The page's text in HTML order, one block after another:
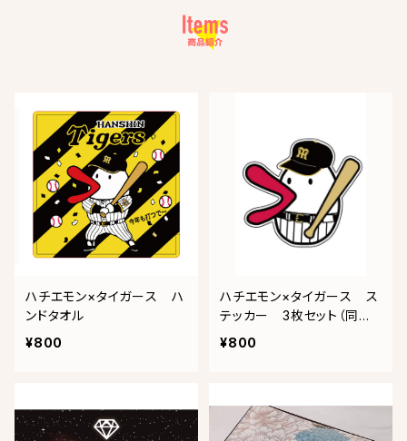
ハチエモン×タイガース ハ
ンドタオル
¥800
ハチエモン×タイガース ス
テッカー 3枚セット（同デ
ザイン3枚）
¥800